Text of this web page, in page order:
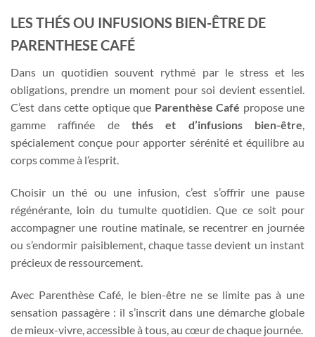
LES THÉS OU INFUSIONS BIEN-ÊTRE DE
PARENTHESE CAFÉ
Dans un quotidien souvent rythmé par le stress et les
obligations, prendre un moment pour soi devient essentiel.
C’est dans cette optique que Parenthèse Café propose une
gamme raffinée de thés et d’infusions bien-être,
spécialement conçue pour apporter sérénité et équilibre au
corps comme à l’esprit.
Choisir un thé ou une infusion, c’est s’offrir une pause
régénérante, loin du tumulte quotidien. Que ce soit pour
accompagner une routine matinale, se recentrer en journée
ou s’endormir paisiblement, chaque tasse devient un instant
précieux de ressourcement.
Avec Parenthèse Café, le bien-être ne se limite pas à une
sensation passagère : il s’inscrit dans une démarche globale
de mieux-vivre, accessible à tous, au cœur de chaque journée.